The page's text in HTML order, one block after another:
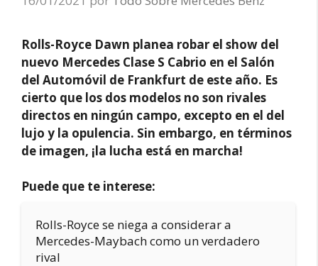
Rolls-Royce Dawn planea robar el show del
nuevo Mercedes Clase S Cabrio en el Salón
del Automóvil de Frankfurt de este año. Es
cierto que los dos modelos no son rivales
directos en ningún campo, excepto en el del
lujo y la opulencia. Sin embargo, en términos
de imagen, ¡la lucha está en marcha!
Puede que te interese:
Rolls-Royce se niega a considerar a
Mercedes-Maybach como un verdadero
rival